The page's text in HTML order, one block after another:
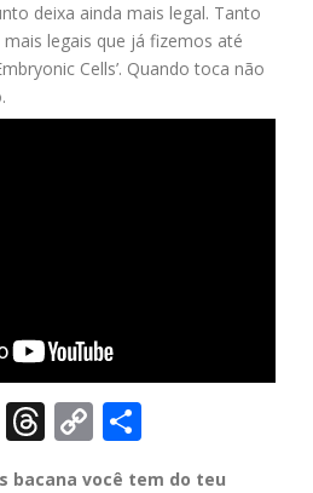
deixa ainda mais legal. Tanto
legais que já fizemos até
Cells’. Quando toca não
Facebook
Threads
Copy
Link
bacana você tem do teu